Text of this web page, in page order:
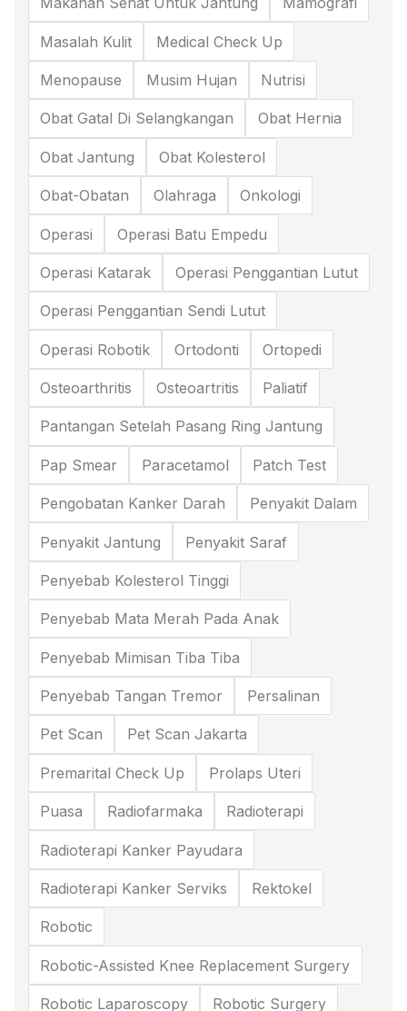
Masalah Kulit Medical Check Up
Menopause Musim Hujan Nutrisi
Obat Gatal Di Selangkangan Obat Hernia
Obat Jantung Obat Kolesterol
Obat-Obatan Olahraga Onkologi
Operasi Operasi Batu Empedu
Operasi Katarak Operasi Penggantian Lutut
Operasi Penggantian Sendi Lutut
Operasi Robotik Ortodonti Ortopedi
Osteoarthritis Osteoartritis Paliatif
Pantangan Setelah Pasang Ring Jantung
Pap Smear Paracetamol Patch Test
Pengobatan Kanker Darah Penyakit Dalam
Penyakit Jantung Penyakit Saraf
Penyebab Kolesterol Tinggi
Penyebab Mata Merah Pada Anak
Penyebab Mimisan Tiba Tiba
Penyebab Tangan Tremor Persalinan
Pet Scan Pet Scan Jakarta
Premarital Check Up Prolaps Uteri
Puasa Radiofarmaka Radioterapi
Radioterapi Kanker Payudara
Radioterapi Kanker Serviks Rektokel
Robotic
Robotic-Assisted Knee Replacement Surgery
Robotic Laparoscopy Robotic Surgery